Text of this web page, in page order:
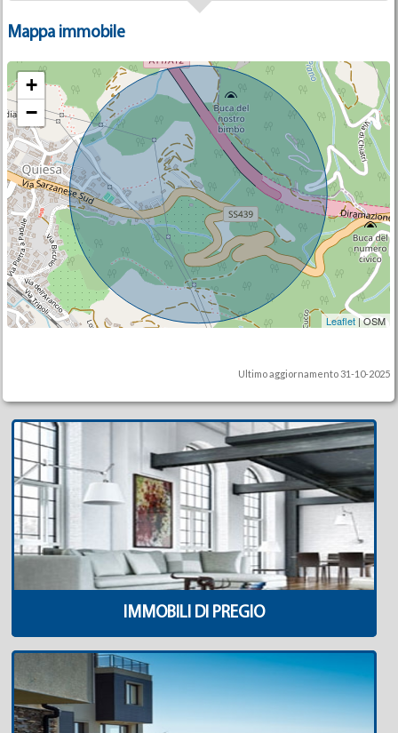
Mappa immobile
+
−
Leaflet| OSM
Ultimo aggiornamento 31-10-2025
IMMOBILI DI PREGIO